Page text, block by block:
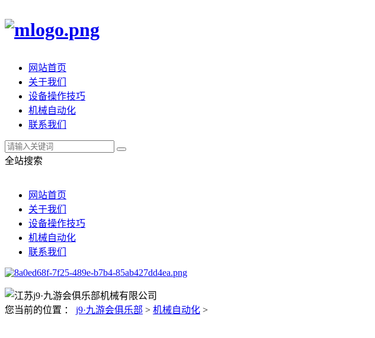
网站首页
关于我们
设备操作技巧
机械自动化
联系我们
全站搜索
网站首页
关于我们
设备操作技巧
机械自动化
联系我们
您当前的位置 ： j9·九游会俱乐部 > 机械自动化 >